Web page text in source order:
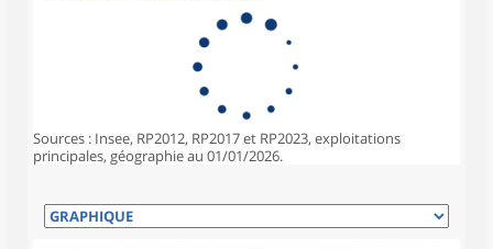
Sources : Insee, RP2012, RP2017 et RP2023, exploitations
principales, géographie au 01/01/2026.